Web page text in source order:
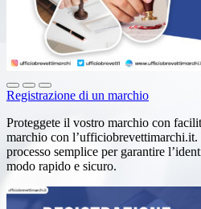
Registrazione di un marchio
Proteggete il vostro marchio con
marchio con l’ufficiobrevettimarchi.it.
processo semplice per garantire
modo rapido e sicuro.